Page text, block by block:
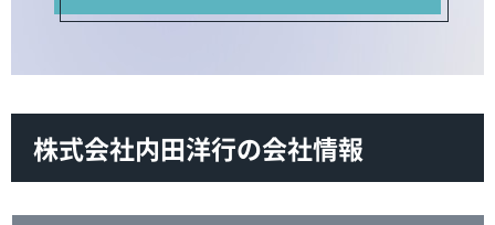
株式会社内田洋行の会社情報